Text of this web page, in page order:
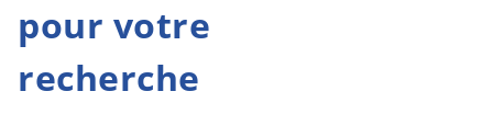
pour votre
recherche